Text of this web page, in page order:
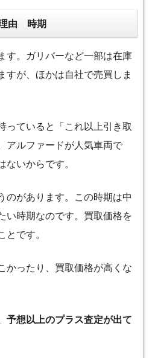
理由 時期
す。ガリバーなど一部は在庫
すが、ほかは自社で売買しま
っていると「これ以上引き取
アルファードが人気車両で
ないからです。
のがあります。この時期は中
い時期なのです。買取価格を
とです。
かったり、買取価格が高くな
予想以上のプラス査定が出て